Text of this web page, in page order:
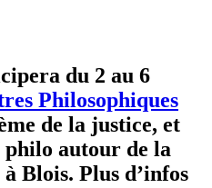
du 2 au 6
Philosophiques
de la justice, et
philo autour de la
Blois. Plus d’infos